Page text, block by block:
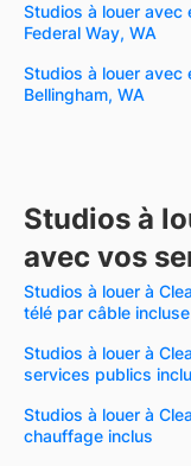
Studios à louer avec
Federal Way, WA
Studios à louer avec
Bellingham, WA
Studios à
avec vos
Studios à louer à
télé par câble incluse
Studios à louer à
services publics
Studios à louer à
chauffage inclus